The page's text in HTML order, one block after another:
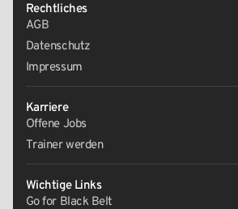
Rechtliches
AGB
Datenschutz
Impressum
Karriere
Offene Jobs
Trainer werden
Wichtige Links
Go for Black Belt